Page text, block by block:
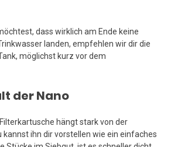
dass wirklich am Ende keine
landen, empfehlen wir dir die
möglichst kurz vor dem
der Nano
hängt stark von der
kannst ihn dir vorstellen wie ein einfaches